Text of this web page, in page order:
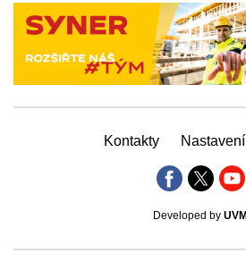
Kontakty
Developed by UVM